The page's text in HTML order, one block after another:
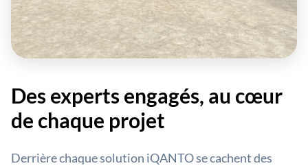
Des experts engagés, au cœur
de chaque projet
Derrière chaque solution iQANTO se cachent des